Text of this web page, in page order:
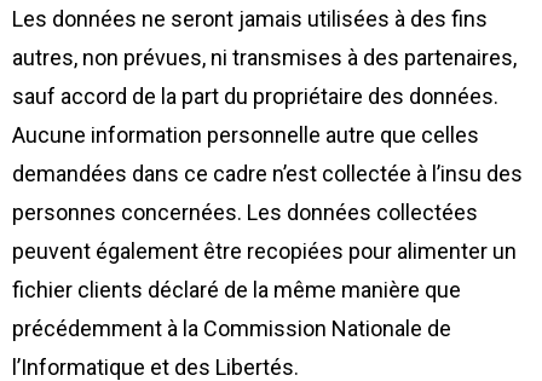
Les données ne seront jamais utilisées à des fins
autres, non prévues, ni transmises à des partenaires,
sauf accord de la part du propriétaire des données.
Aucune information personnelle autre que celles
demandées dans ce cadre n’est collectée à l’insu des
personnes concernées. Les données collectées
peuvent également être recopiées pour alimenter un
fichier clients déclaré de la même manière que
précédemment à la Commission Nationale de
l’Informatique et des Libertés.